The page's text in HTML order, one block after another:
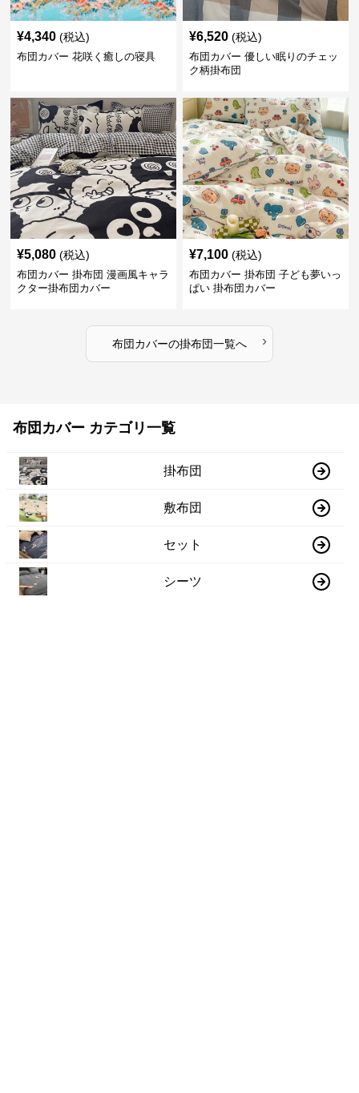
¥4,340 (税込)
布団カバー 花咲く癒しの寝具
¥6,520 (税込)
布団カバー 優しい眠りのチェッ
ク柄掛布団
¥5,080 (税込)
布団カバー 掛布団 漫画風キャラ
クター掛布団カバー
¥7,100 (税込)
布団カバー 掛布団 子ども夢いっ
ぱい 掛布団カバー
布団カバーの掛布団一覧へ ›
布団カバー カテゴリ一覧
掛布団
敷布団
セット
シーツ